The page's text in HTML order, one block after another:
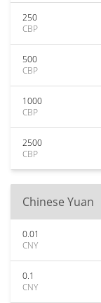
250
CBP
500
CBP
1000
CBP
2500
CBP
Chinese Yuan
0.01
CNY
0.1
CNY